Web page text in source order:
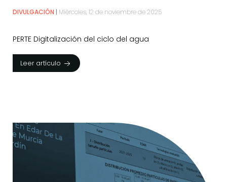
DIVULGACIÓN Miércoles, 12 de noviembre de 2025
PERTE Digitalización del ciclo del agua
Leer artículo